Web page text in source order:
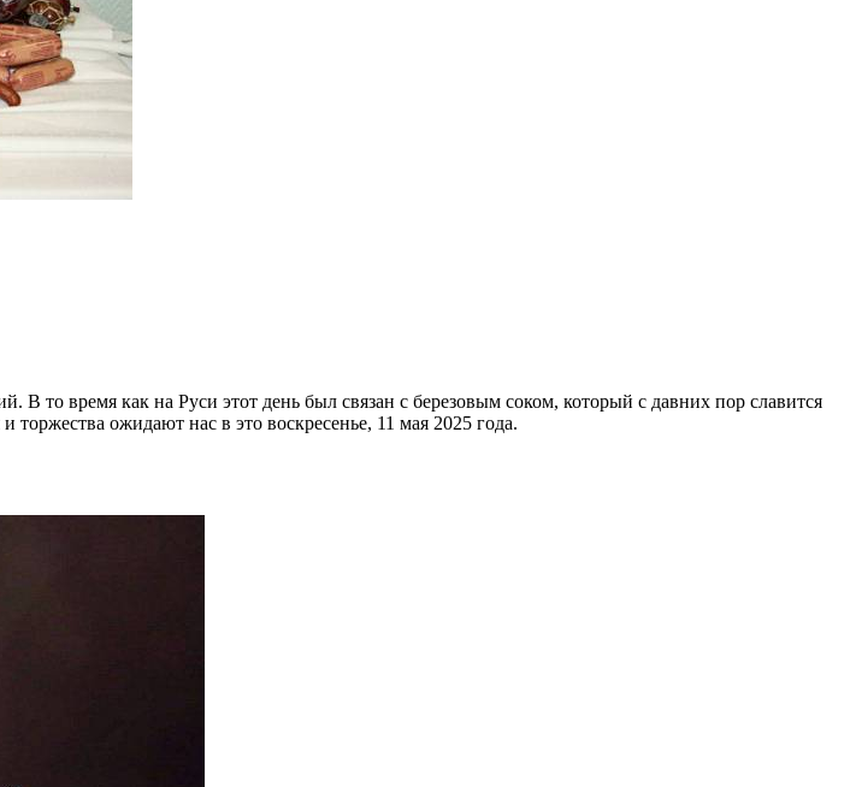
то время как на Руси этот день был связан с березовым соком, который с давних пор славится
ожидают нас в это воскресенье, 11 мая 2025 года.